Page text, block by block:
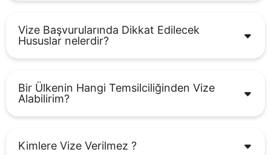
Vize Başvurularında Dikkat Edilecek
Hususlar nelerdir?
Bir Ülkenin Hangi Temsilciliğinden Vize
Alabilirim?
Kimlere Vize Verilmez ?